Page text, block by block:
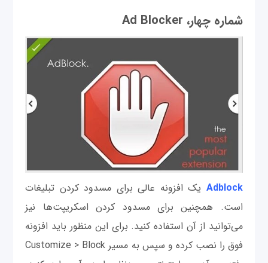
شماره چهار، Ad Blocker
Adblock یک افزونه عالی برای مسدود کردن تبلیغات
است. همچنین برای مسدود کردن اسکریپت‌‌ها نیز
می‌توانید از آن استفاده کنید. برای این منظور باید افزونه
فوق را نصب کرده و سپس به مسیر Customize > Block